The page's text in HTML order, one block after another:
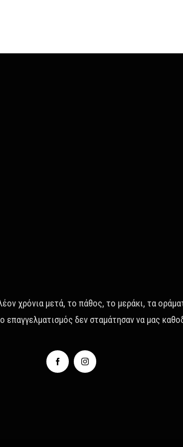
χρόνια μετά, το πάθος, το μεράκι, τα
επαγγελματισμός δεν σταμάτησαν να μας